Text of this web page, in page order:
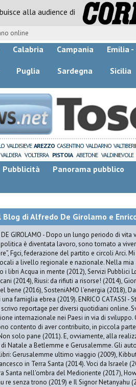
alla audience di
online
Calabria Campania
Emilia -
Puglia Sardegna
Sicilia
VALDISIEVE AREZZO CASENTINO VALDARNO
VALDERA VOLTERRA PISTOIA ABETONE VALDINIEVOLE
Pubblicità
Panorama pubblico
Blog di Alfredo De Girolamo e
DE GIROLAMO - Dopo un lungo periodo di
è diventata lavoro, sono tornato a
Fgci, federazione del partito e circoli Arci.
a livello regionale e nazionale. Nella
i libri Acqua in mente (2012), Servizi Pubblici
(2014), Riusi: da rifiuti a risorse! (2014),
bene (2016), SosteniAMO l'energia (2018),
famiglia ebrea (2019). ENRICO CATASSI -
reportage per diversi quotidiani online.
internazionale nei Paesi in via di
contento di aver contribuito, in piccola
solo pane (2011). E, ovviamente, alla
Natale a Betlemme e Gerusalemme. Gli
Gerusalemme ultimo viaggio (2009),
in Terra Santa (2014). Voci da Israele
Santa nell'ombra del Medioriente (2017),
re senza trono (2019) e Il Signor Netanyahu